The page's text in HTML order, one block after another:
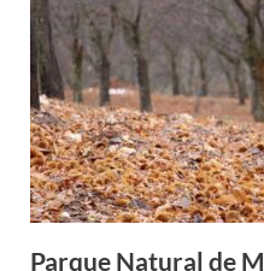
Parque Natural de